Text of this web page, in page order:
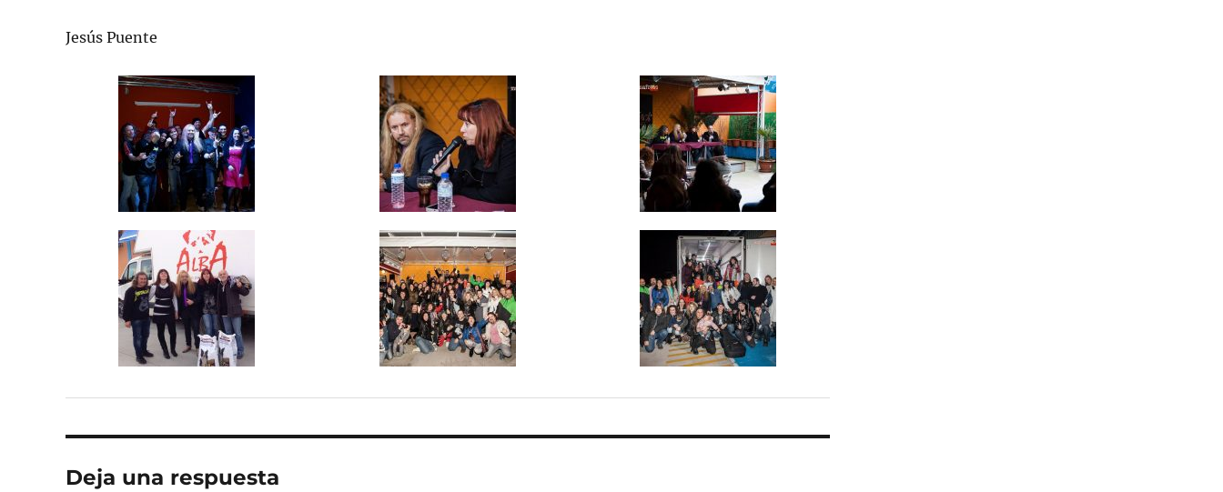
Jesús Puente
Deja una respuesta